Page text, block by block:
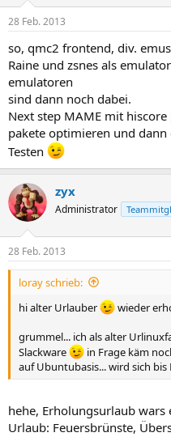
28 Feb. 2013
so, qmc2 frontend, div.
Raine und zsnes als
emulatoren
sind dann noch dabei.
Next step MAME mit
pakete optimieren und dann
Testen
zyx
Administrator
28 Feb. 2013
loray schrieb:
hi alter Urlauber
wieder
grummel... ich als alter
Slackware
in Frage käm
auf Ubuntubasis... wird sich
hehe, Erholungsurlaub
Urlaub: Feuersbrünste,